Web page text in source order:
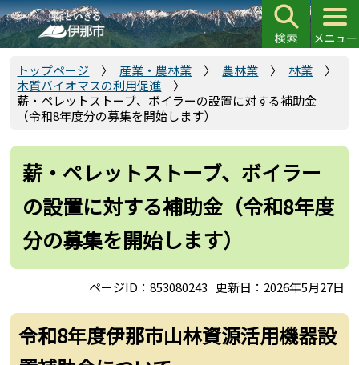
こ
の
ペ
頭
トップページ 産業・農林業 農林業
林業
木質バイオマスの利用促進
薪・ペレットストーブ、ボイラーの設置に対する補助金
（令和8年度分の募集を開始します）
薪・ペレットストーブ、ボイラー
の設置に対する補助金（令和8年度
分の募集を開始します）
ページID：853080243 更新日：2026年5月27日
令和8年度伊那市山林資源活用機器設